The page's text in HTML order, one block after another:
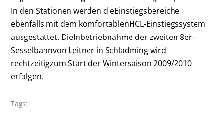
In den Stationen werden dieEinstiegsbereiche
ebenfalls mit dem komfortablenHCL-Einstiegssystem
ausgestattet. DieInbetriebnahme der zweiten 8er-
Sesselbahnvon Leitner in Schladming wird
rechtzeitigzum Start der Wintersaison 2009/2010
erfolgen.
Tags: